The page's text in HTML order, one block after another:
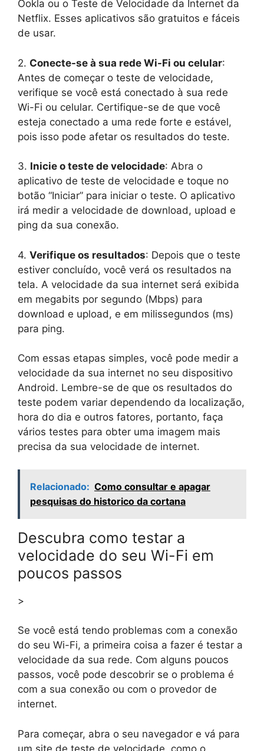
Ookla ou o Teste de Velocidade da Internet da
Netflix. Esses aplicativos são gratuitos e fáceis
de usar.
2. Conecte-se à sua rede Wi-Fi ou celular:
Antes de começar o teste de velocidade,
verifique se você está conectado à sua rede
Wi-Fi ou celular. Certifique-se de que você
esteja conectado a uma rede forte e estável,
pois isso pode afetar os resultados do teste.
3. Inicie o teste de velocidade: Abra o
aplicativo de teste de velocidade e toque no
botão “Iniciar” para iniciar o teste. O aplicativo
irá medir a velocidade de download, upload e
ping da sua conexão.
4. Verifique os resultados: Depois que o teste
estiver concluído, você verá os resultados na
tela. A velocidade da sua internet será exibida
em megabits por segundo (Mbps) para
download e upload, e em milissegundos (ms)
para ping.
Com essas etapas simples, você pode medir a
velocidade da sua internet no seu dispositivo
Android. Lembre-se de que os resultados do
teste podem variar dependendo da localização,
hora do dia e outros fatores, portanto, faça
vários testes para obter uma imagem mais
precisa da sua velocidade de internet.
Relacionado: Como consultar e apagar
pesquisas do historico da cortana
Descubra como testar a
velocidade do seu Wi-Fi em
poucos passos
>
Se você está tendo problemas com a conexão
do seu Wi-Fi, a primeira coisa a fazer é testar a
velocidade da sua rede. Com alguns poucos
passos, você pode descobrir se o problema é
com a sua conexão ou com o provedor de
internet.
Para começar, abra o seu navegador e vá para
um site de teste de velocidade, como o